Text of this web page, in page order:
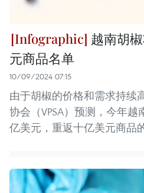
越南胡
元商品名单
10/09/2024 07:15
由于胡椒的价格和需求持续
协会（VPSA）预测，今年
亿美元，重返十亿美元商品